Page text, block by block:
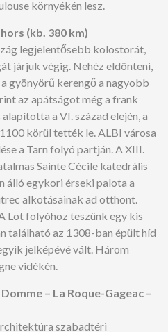
környékén lesz.
(kb. 380 km)
legjelentősebb kolostorát,
járjuk végig. Nehéz eldönteni,
gyönyörű kerengő a nagyobb
az apátságot még a frank
a VI. század elején, a
körül tették le. ALBI városa
a Tarn folyó partján. A XIII.
Sainte Cécile katedrális
álló egykori érseki palota a
alkotásainak ad otthont.
Lot folyóhoz teszünk egy kis
található az 1308-ban épült híd
jelképévé vált. Három
vidékén.
– La Roque-Gageac –
szabadtéri